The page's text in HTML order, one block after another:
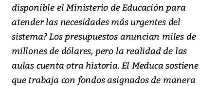
disponible el Ministerio de Educación para
atender las necesidades más urgentes del
sistema? Los presupuestos anuncian miles de
millones de dólares, pero la realidad de las
aulas cuenta otra historia. El Meduca sostiene
que trabaja con fondos asignados de manera